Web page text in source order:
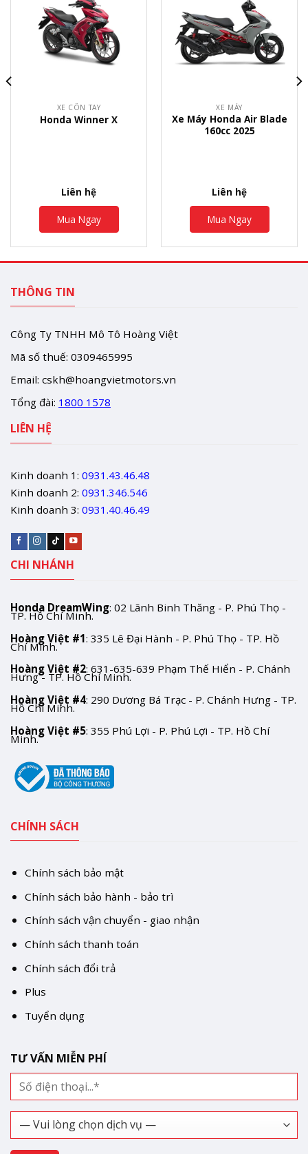
XE CÔN TAY
Honda Winner X
Liên hệ
Mua Ngay
XE MÁY
Xe Máy Honda Air Blade
160cc 2025
Liên hệ
Mua Ngay
THÔNG TIN
Công Ty TNHH Mô Tô Hoàng Việt
Mã số thuế: 0309465995
Email: cskh@hoangvietmotors.vn
Tổng đài: 1800 1578
LIÊN HỆ
Kinh doanh 1: 0931.43.46.48
Kinh doanh 2: 0931.346.546
Kinh doanh 3: 0931.40.46.49
CHI NHÁNH
Honda DreamWing: 02 Lãnh Binh Thăng - P. Phú Thọ -
TP. Hồ Chí Minh.
Hoàng Việt #1: 335 Lê Đại Hành - P. Phú Thọ - TP. Hồ
Chí Minh.
Hoàng Việt #2: 631-635-639 Phạm Thế Hiển - P. Chánh
Hưng - TP. Hồ Chí Minh.
Hoàng Việt #4: 290 Dương Bá Trạc - P. Chánh Hưng - TP.
Hồ Chí Minh.
Hoàng Việt #5: 355 Phú Lợi - P. Phú Lợi - TP. Hồ Chí
Minh.
CHÍNH SÁCH
Chính sách bảo mật
Chính sách bảo hành - bảo trì
Chính sách vận chuyển - giao nhận
Chính sách thanh toán
Chính sách đổi trả
Plus
Tuyển dụng
TƯ VẤN MIỄN PHÍ